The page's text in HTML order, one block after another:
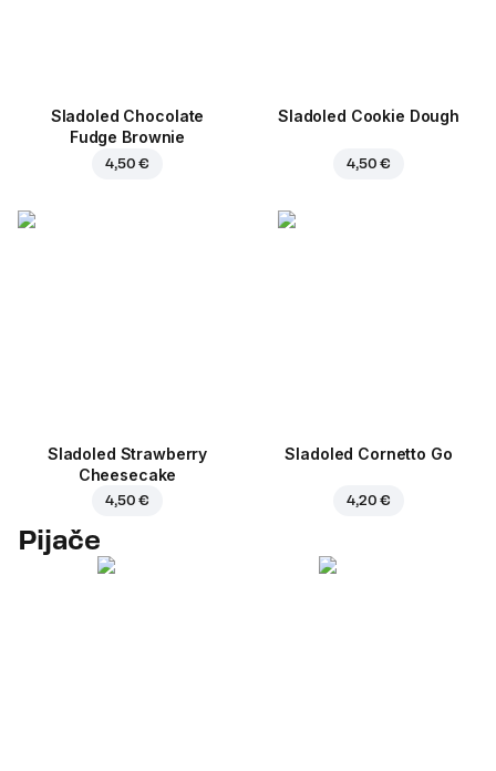
Sladoled Chocolate
Fudge Brownie
4,50 €
Sladoled Cookie Dough
4,50 €
Sladoled Strawberry
Cheesecake
4,50 €
Sladoled Cornetto Go
4,20 €
Pijače